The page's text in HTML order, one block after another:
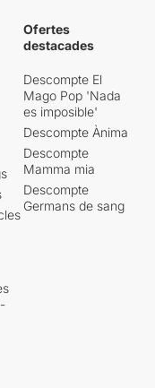
Ofertes
destacades
Descompte El
Mago Pop 'Nada
es imposible'
Descompte Ànima
Descompte
Mamma mia
Descompte
Germans de sang